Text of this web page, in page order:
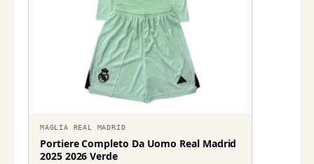
MAGLIA REAL MADRID
Portiere Completo Da Uomo Real Madrid
2025 2026 Verde